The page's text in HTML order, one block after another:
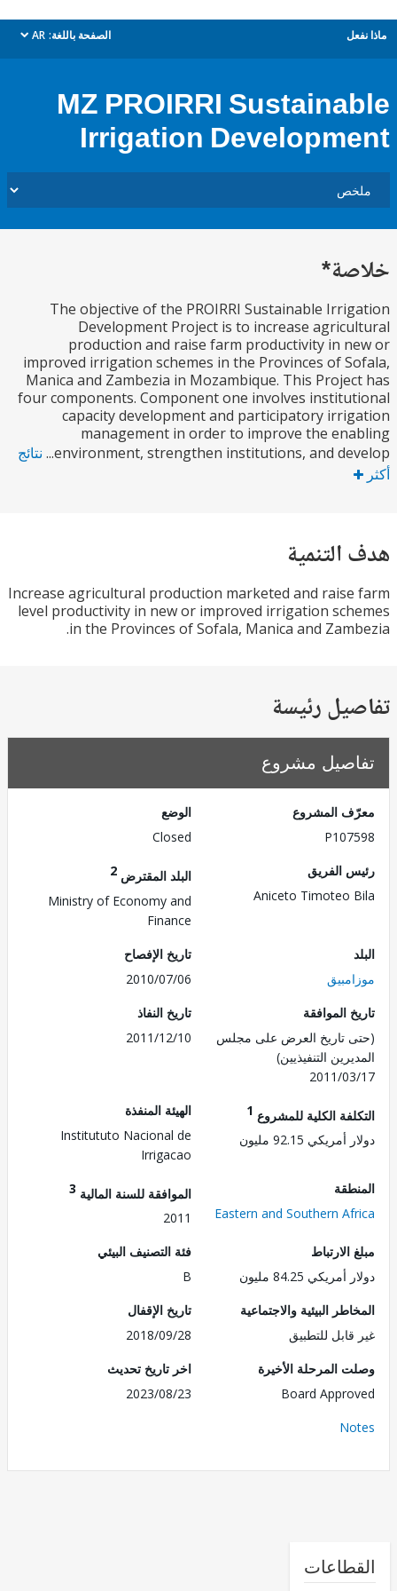
الصفحة باللغة: AR
dropdown
MZ PROIRRI
Irrigation
The objective of the PROIRRI Sustainable
Development Project is to increase
production and raise farm productivity in
improved irrigation schemes in the Provinces of
Manica and Zambezia in Mozambique. This
four components. Component one involves
capacity development and participatory
management in order to improve the
environment, strengthen institutions, and نتائج
Increase agricultural production marketed and
level productivity in new or improved irrigation
in the Provinces of Sofala, Manica and
رئيسة
مشروع
المشروع
الفريق
Aniceto Timoteo
البلد المقترض
Ministry of Economy and
تاريخ الإفصاح
2010/07/06
الموافقة
تاريخ العرض على مجلس
التنفيذيين)
2011/
تاريخ النفاذ
2011/12/10
الكلية للمشروع1
92.15 مليون
الهيئة المنفذة
Institututo Nacional de
Irrigacao
Eastern and Southern
الموافقة للسنة المالية3
2011
84.25 مليون
فئة التصنيف البيئي
البيئية والاجتماعية
للتطبيق
تاريخ الإقفال
2018/09/28
المرحلة الأخيرة
Board
اخر تاريخ تحديث
2023/08/23